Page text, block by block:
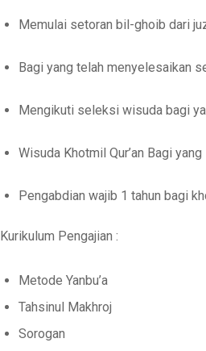
Memulai setoran bil-ghoib dari
Bagi yang telah menyelesaikan
Mengikuti seleksi wisuda bagi
Wisuda Khotmil Qur’an Bagi
Pengabdian wajib 1 tahun bagi
Kurikulum Pengajian :
Metode Yanbu’a
Tahsinul Makhroj
Sorogan